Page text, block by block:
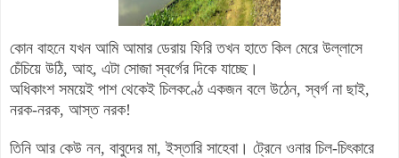
কোন বাহনে যখন আমি আমার ডেরায় ফিরি তখন হাতে কিল মেরে উল্লাসে
চেঁচিয়ে উঠি, আহ, এটা সোজা স্বর্গের দিকে যাচ্ছে।
অধিকাংশ সময়েই পাশ থেকেই চিলকণ্ঠে একজন বলে উঠেন, স্বর্গ না ছাই,
নরক-নরক, আস্ত নরক!
তিনি আর কেউ নন, বাবুদের মা, ইস্তারি সাহেবা। ট্রেনে ওনার চিল-চিৎকারে